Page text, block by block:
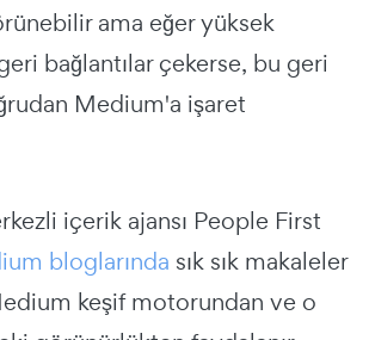
ama eğer yüksek
bağlantılar çekerse, bu geri
Medium'a işaret
içerik ajansı People First
bloglarında sık sık makaleler
keşif motorundan ve o